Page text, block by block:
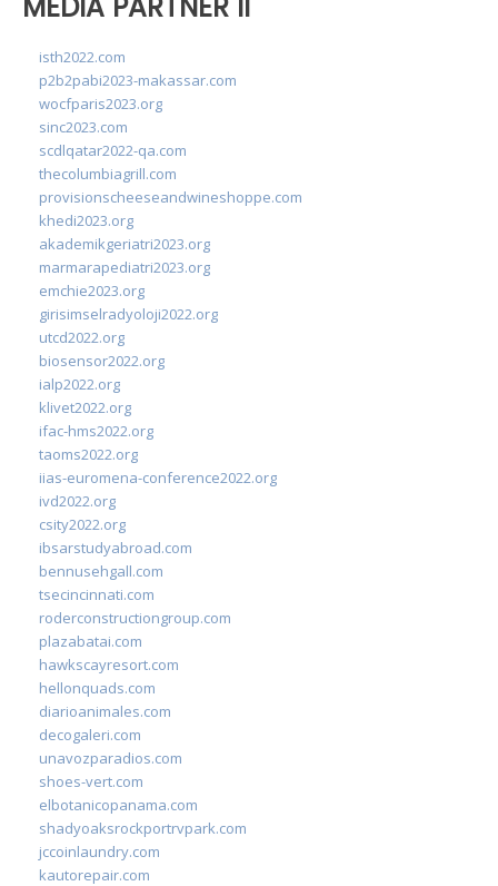
isth2022.com
p2b2pabi2023-makassar.com
wocfparis2023.org
sinc2023.com
scdlqatar2022-qa.com
thecolumbiagrill.com
provisionscheeseandwineshoppe.com
khedi2023.org
akademikgeriatri2023.org
marmarapediatri2023.org
emchie2023.org
girisimselradyoloji2022.org
utcd2022.org
biosensor2022.org
ialp2022.org
klivet2022.org
ifac-hms2022.org
taoms2022.org
iias-euromena-conference2022.org
ivd2022.org
csity2022.org
ibsarstudyabroad.com
bennusehgall.com
tsecincinnati.com
roderconstructiongroup.com
plazabatai.com
hawkscayresort.com
hellonquads.com
diarioanimales.com
decogaleri.com
unavozparadios.com
shoes-vert.com
elbotanicopanama.com
shadyoaksrockportrvpark.com
jccoinlaundry.com
kautorepair.com